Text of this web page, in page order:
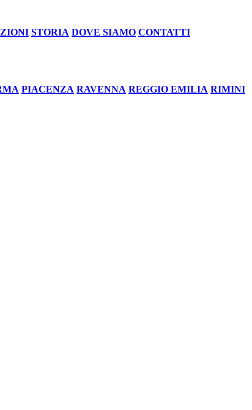
STORIA DOVE SIAMO CONTATTI
PIACENZA RAVENNA REGGIO EMILIA RIMINI